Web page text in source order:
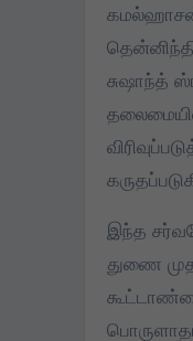
சுஷாந்த்
இந்த
துணை
புடவை,